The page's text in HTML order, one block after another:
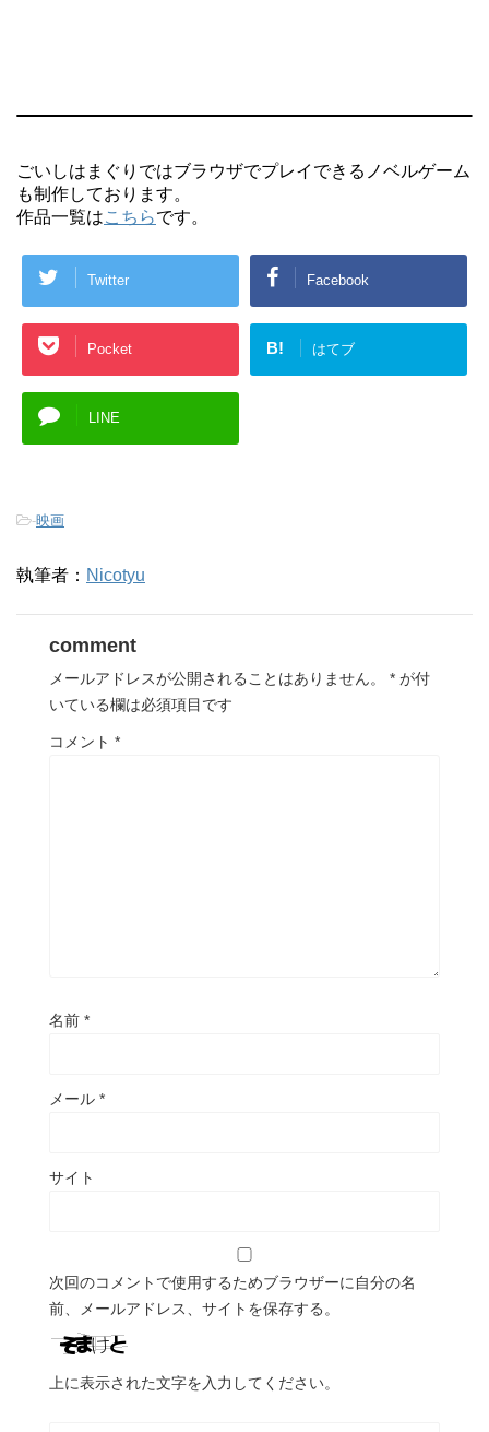
ごいしはまぐりではブラウザでプレイできるノベルゲーム
も制作しております。
作品一覧はこちらです。
Twitter Facebook
Pocket B! はてブ
LINE
-映画
執筆者： Nicotyu
comment
メールアドレスが公開されることはありません。 * が付
いている欄は必須項目です
コメント *
名前 *
メール *
サイト
次回のコメントで使用するためブラウザーに自分の名
前、メールアドレス、サイトを保存する。
上に表示された文字を入力してください。